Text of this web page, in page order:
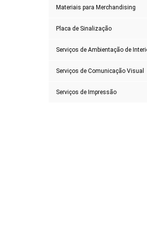
Materiais para Merchandising
Placa de Sinalização
Serviços de Ambientação de
Serviços de Comunicação Visual
Serviços de Impressão